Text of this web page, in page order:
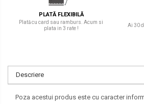
PLATĂ FLEXIBILĂ
Plată cu card sau ramburs. Acum si
plata in 3 rate !
Ai 30
Descriere
Poza acestui produs este cu caracter